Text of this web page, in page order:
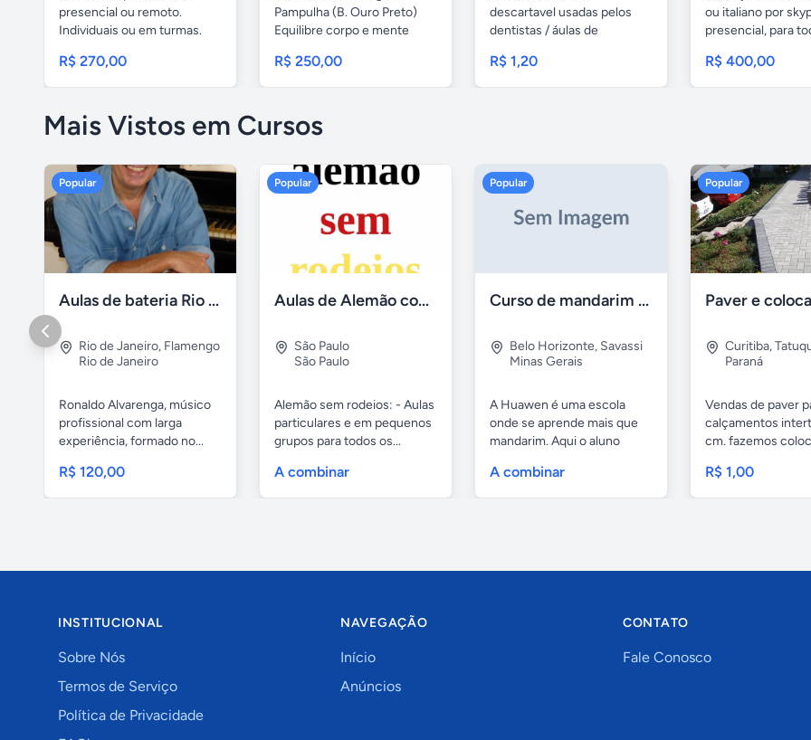
presencial ou remoto.
Individuais ou em turmas.
R$ 270,00
Pampulha (B. Ouro Preto)
Equilibre corpo e mente
R$ 250,00
descartavel usadas pelos
dentistas / áulas de
R$ 1,20
ou italiano por
presencial, para
R$ 400,00
Mais Vistos em Cursos
Popular
Aulas de bateria Rio de Janeiro
Rio de Janeiro, Flamengo
Rio de Janeiro
Ronaldo Alvarenga, músico
profissional com larga
experiência, formado no...
R$ 120,00
Popular
Aulas de Alemão com Professor Nativo
São Paulo
São Paulo
Alemão sem rodeios: - Aulas
particulares e em pequenos
grupos para todos os...
A combinar
Popular
Curso de mandarim em belo horizonte
Belo Horizonte, Savassi
Minas Gerais
A Huawen é uma escola
onde se aprende mais que
mandarim. Aqui o aluno
A combinar
Popular
Curitiba,
Paraná
Vendas de paver
calçamentos
cm. fazemos
R$ 1,00
INSTITUCIONAL
Sobre Nós
Termos de Serviço
Política de Privacidade
NAVEGAÇÃO
Início
Anúncios
CONTATO
Fale Conosco